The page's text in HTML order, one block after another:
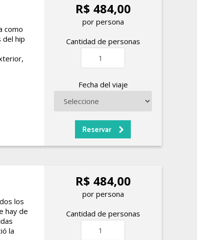
como
del hip
R$ 484,00
por persona
Cantidad de personas
Fecha del viaje
los
hay de
la
R$ 484,00
por persona
Cantidad de personas